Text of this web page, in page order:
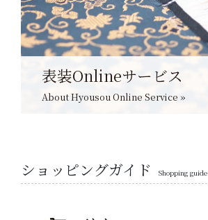
表装Onlineサービス
About Hyousou Online Service »
ショッピングガイド Shopping guide